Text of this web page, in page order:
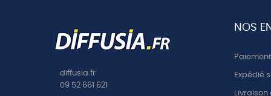
diffusia.fr
09 52 661 621
NOS
Expédié